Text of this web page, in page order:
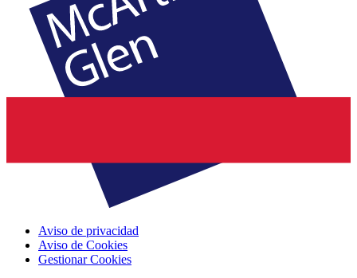
Aviso de privacidad
Aviso de Cookies
Gestionar Cookies